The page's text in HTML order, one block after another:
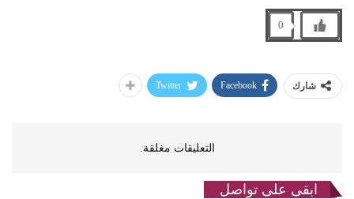
0
شارك Facebook
Twitter
التعليقات مغلقة.
ابقى على تواصل